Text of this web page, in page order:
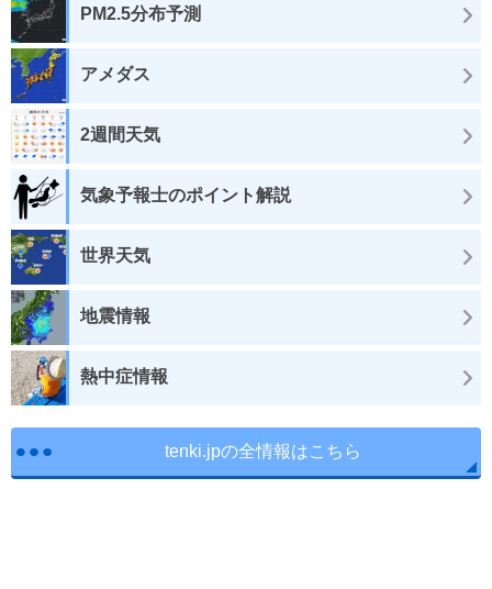
PM2.5分布予測
アメダス
2週間天気
気象予報士のポイント解説
世界天気
地震情報
熱中症情報
tenki.jpの全情報はこちら